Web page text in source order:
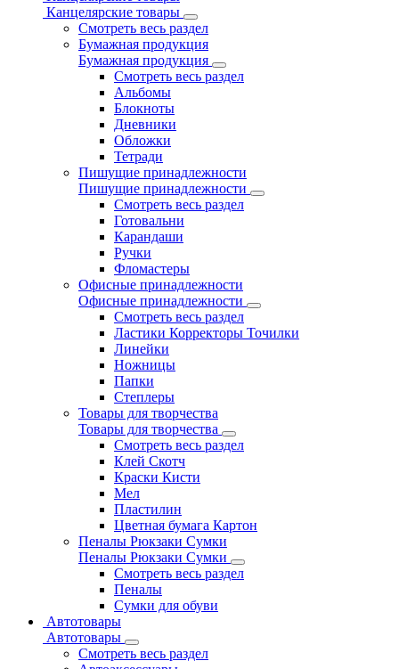
Канцелярские товары
Смотреть весь раздел
Бумажная продукция
Бумажная продукция
Смотреть весь раздел
Альбомы
Блокноты
Дневники
Обложки
Тетради
Пишущие принадлежности
Пишущие принадлежности
Смотреть весь раздел
Готовальни
Карандаши
Ручки
Фломастеры
Офисные принадлежности
Офисные принадлежности
Смотреть весь раздел
Ластики Корректоры Точилки
Линейки
Ножницы
Папки
Степлеры
Товары для творчества
Товары для творчества
Смотреть весь раздел
Клей Скотч
Краски Кисти
Мел
Пластилин
Цветная бумага Картон
Пеналы Рюкзаки Сумки
Пеналы Рюкзаки Сумки
Смотреть весь раздел
Пеналы
Сумки для обуви
Автотовары
Автотовары
Смотреть весь раздел